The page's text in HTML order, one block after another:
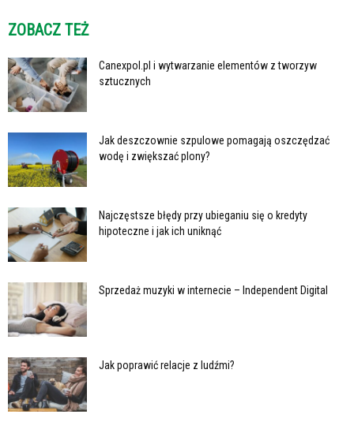
ZOBACZ TEŻ
Canexpol.pl i wytwarzanie elementów z tworzyw
sztucznych
Jak deszczownie szpulowe pomagają oszczędzać
wodę i zwiększać plony?
Najczęstsze błędy przy ubieganiu się o kredyty
hipoteczne i jak ich uniknąć
Sprzedaż muzyki w internecie – Independent Digital
Jak poprawić relacje z ludźmi?